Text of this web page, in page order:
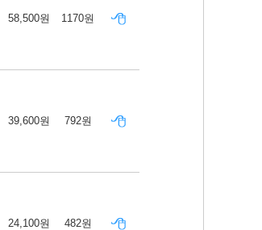
58,500원 1170원
39,600원 792원
24,100원 482원